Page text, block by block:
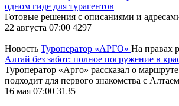
одном гиде для турагентов
Готовые решения с описаниями и
22 августа 07:00 4297
Новость Туроператор «АРГО» На правах
Алтай без забот: полное погружение в
Туроператор «Арго» рассказал о
подходит для первого знакомства с Алтаем
16 мая 07:00 3135